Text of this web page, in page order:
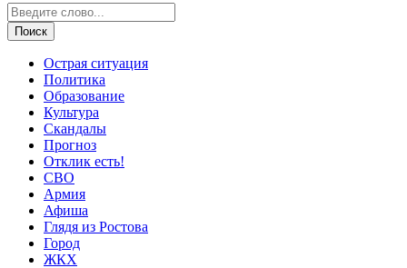
Острая ситуация
Политика
Образование
Культура
Скандалы
Прогноз
Отклик есть!
СВО
Армия
Афиша
Глядя из Ростова
Город
ЖКХ